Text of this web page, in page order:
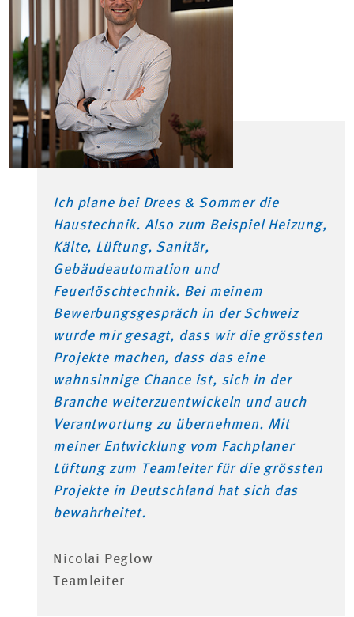
Ich plane bei Drees & Sommer die
Haustechnik. Also zum Beispiel Heizung,
Kälte, Lüftung, Sanitär,
Gebäudeautomation und
Feuerlöschtechnik. Bei meinem
Bewerbungsgespräch in der Schweiz
wurde mir gesagt, dass wir die grössten
Projekte machen, dass das eine
wahnsinnige Chance ist, sich in der
Branche weiterzuentwickeln und auch
Verantwortung zu übernehmen. Mit
meiner Entwicklung vom Fachplaner
Lüftung zum Teamleiter für die grössten
Projekte in Deutschland hat sich das
bewahrheitet.
Nicolai Peglow
Teamleiter